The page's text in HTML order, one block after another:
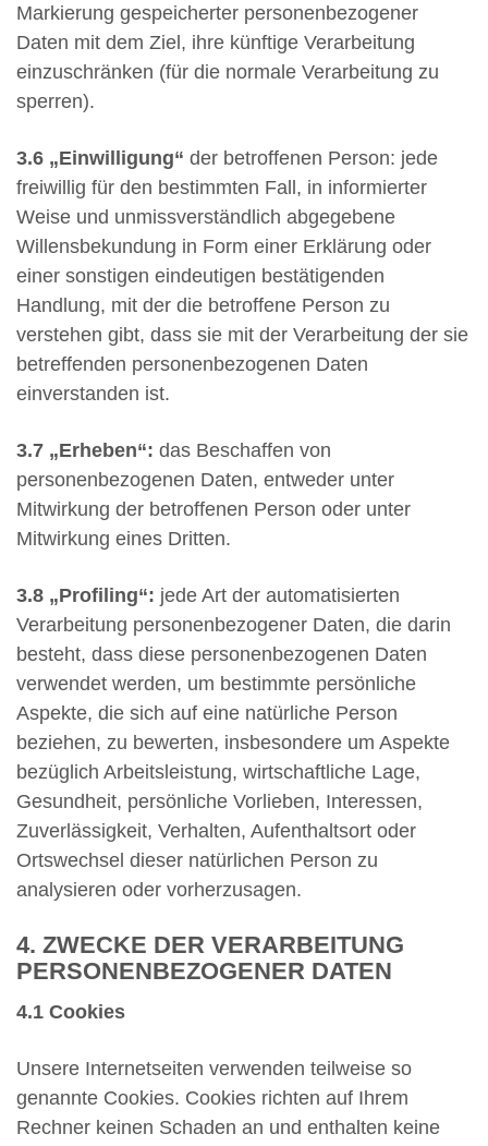
Markierung gespeicherter personenbezogener
Daten mit dem Ziel, ihre künftige Verarbeitung
einzuschränken (für die normale Verarbeitung zu
sperren).
3.6 „Einwilligung“ der betroffenen Person: jede
freiwillig für den bestimmten Fall, in informierter
Weise und unmissverständlich abgegebene
Willensbekundung in Form einer Erklärung oder
einer sonstigen eindeutigen bestätigenden
Handlung, mit der die betroffene Person zu
verstehen gibt, dass sie mit der Verarbeitung der sie
betreffenden personenbezogenen Daten
einverstanden ist.
3.7 „Erheben“: das Beschaffen von
personenbezogenen Daten, entweder unter
Mitwirkung der betroffenen Person oder unter
Mitwirkung eines Dritten.
3.8 „Profiling“: jede Art der automatisierten
Verarbeitung personenbezogener Daten, die darin
besteht, dass diese personenbezogenen Daten
verwendet werden, um bestimmte persönliche
Aspekte, die sich auf eine natürliche Person
beziehen, zu bewerten, insbesondere um Aspekte
bezüglich Arbeitsleistung, wirtschaftliche Lage,
Gesundheit, persönliche Vorlieben, Interessen,
Zuverlässigkeit, Verhalten, Aufenthaltsort oder
Ortswechsel dieser natürlichen Person zu
analysieren oder vorherzusagen.
4. ZWECKE DER VERARBEITUNG
PERSONENBEZOGENER DATEN
4.1 Cookies
Unsere Internetseiten verwenden teilweise so
genannte Cookies. Cookies richten auf Ihrem
Rechner keinen Schaden an und enthalten keine